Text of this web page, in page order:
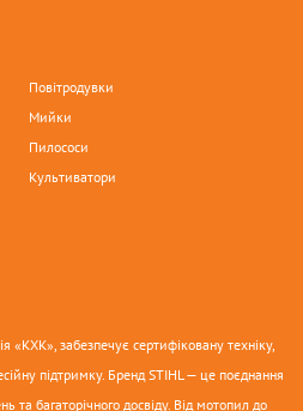
Повітродувки
Мийки
Пилососи
Культиватори
«КХК», забезпечує сертифіковану техніку,
підтримку. Бренд STIHL — це поєднання
та багаторічного досвіду. Від мотопил до